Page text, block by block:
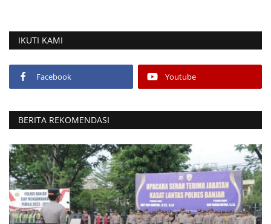
IKUTI KAMI
Facebook Youtube
BERITA REKOMENDASI